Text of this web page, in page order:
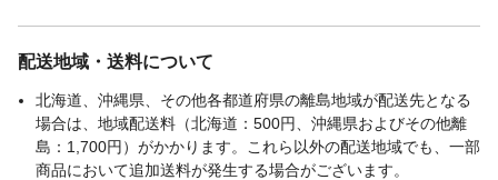
配送地域・送料について
北海道、沖縄県、その他各都道府県の離島地域が配送先となる
場合は、地域配送料（北海道：500円、沖縄県およびその他離
島：1,700円）がかかります。これら以外の配送地域でも、一部
商品において追加送料が発生する場合がございます。